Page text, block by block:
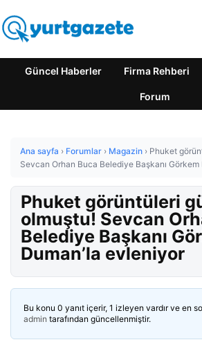
Güncel Haberler Firma Rehberi
Forum
Ana sayfa › Forumlar › Magazin › Phuket
Sevcan Orhan Buca Belediye Başkanı Görkem
Phuket görüntüleri
olmuştu! Sevcan
Belediye Başkanı
Duman’la evleniyor
Bu konu 0 yanıt içerir, 1 izleyen vardır ve en
admin tarafından güncellenmiştir.